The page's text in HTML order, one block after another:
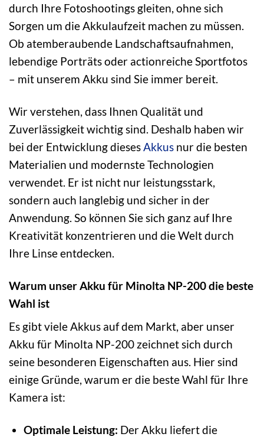
durch Ihre Fotoshootings gleiten, ohne sich
Sorgen um die Akkulaufzeit machen zu müssen.
Ob atemberaubende Landschaftsaufnahmen,
lebendige Porträts oder actionreiche Sportfotos
– mit unserem Akku sind Sie immer bereit.
Wir verstehen, dass Ihnen Qualität und
Zuverlässigkeit wichtig sind. Deshalb haben wir
bei der Entwicklung diesesAkkus nur die besten
Materialien und modernste Technologien
verwendet. Er ist nicht nur leistungsstark,
sondern auch langlebig und sicher in der
Anwendung. So können Sie sich ganz auf Ihre
Kreativität konzentrieren und die Welt durch
Ihre Linse entdecken.
Warum unser Akku für Minolta NP-200 die beste
Wahl ist
Es gibt viele Akkus auf dem Markt, aber unser
Akku für Minolta NP-200 zeichnet sich durch
seine besonderen Eigenschaften aus. Hier sind
einige Gründe, warum er die beste Wahl für Ihre
Kamera ist:
Optimale Leistung: Der Akku liefert die